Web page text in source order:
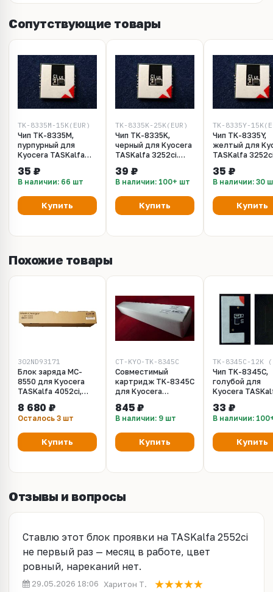
Сопутствующие товары
TK-8335M-15K(EUR)
Чип TK-8335M,
пурпурный для
Kyocera TASKalfa
15000 копий
35 ₽
В наличии: 66 шт
Купить
TK-8335K-25K(EUR)
Чип TK-8335K,
черный для Kyocera
TASKalfa 3252ci.
39 ₽
В наличии: 100+ шт
Купить
TK-8335Y-
Чип TK-8335Y,
желтый для
TASKalfa
35 ₽
В наличии: 30
Купить
Похожие товары
302ND93171
Блок заряда MC-
8550 для Kyocera
TASKalfa 4052ci,
2552ci, 3252ci,
4002i, 5002i, 6002i
8 680 ₽
Осталось 3 шт
Купить
CT-KYO-TK-8345C
Совместимый
картридж TK-8345С
для Kyocera
cyan/голубой.
Ресурс 12K
845 ₽
В наличии: 9 шт
Купить
TK-8345C-12K
Чип TK-8345C,
голубой для
Kyocera
12000 копий
33 ₽
В наличии:
Купить
Отзывы и вопросы
Ставлю этот блок проявки на TASKalfa 2552ci
не первый раз — месяц в работе, цвет
ровный, нареканий нет.
29.05.2026 18:06 Харитон Т.